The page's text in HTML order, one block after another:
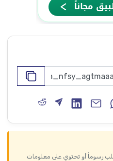
رسوماً أو تحتوي على معلومات